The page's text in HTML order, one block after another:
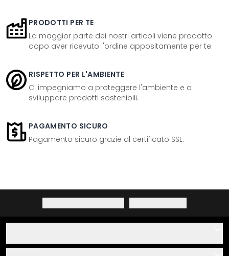
PRODOTTI PER TE
La maggior parte dei nostri articoli viene prodotto
dopo aver ricevuto l'ordine appositamente per te.
RISPETTO PER L'AMBIENTE
Ci impegniamo a proteggere l'ambiente e a
sviluppare prodotti sostenibili.
PAGAMENTO SICURO
Pagamento sicuro grazie al certificato SSL.
·